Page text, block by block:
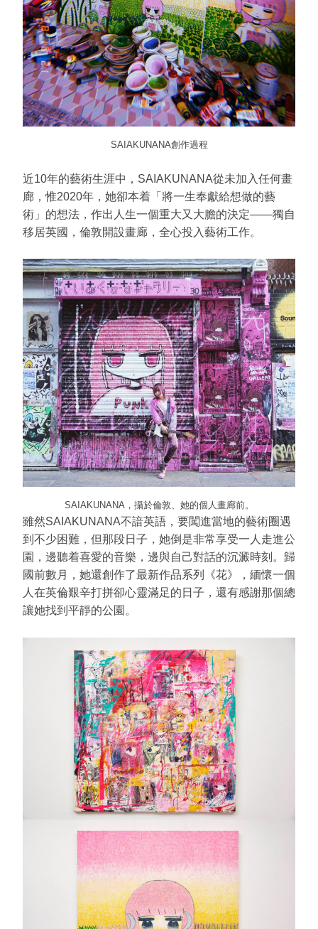
SAIAKUNANA創作過程
近10年的藝術生涯中，SAIAKUNANA從未加入任何畫
廊，惟2020年，她卻本着「將一生奉獻給想做的藝
術」的想法，作出人生一個重大又大膽的決定——獨自
移居英國，倫敦開設畫廊，全心投入藝術工作。
SAIAKUNANA，攝於倫敦、她的個人畫廊前。
雖然SAIAKUNANA不諳英語，要闖進當地的藝術圈遇
到不少困難，但那段日子，她倒是非常享受一人走進公
園，邊聽着喜愛的音樂，邊與自己對話的沉澱時刻。歸
國前數月，她還創作了最新作品系列《花》，緬懷一個
人在英倫艱辛打拼卻心靈滿足的日子，還有感謝那個總
讓她找到平靜的公園。